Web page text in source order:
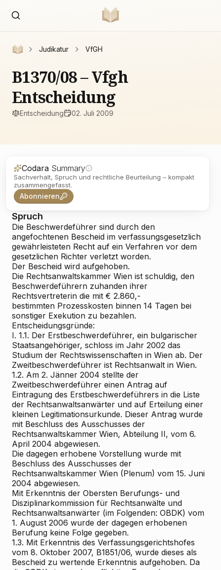
Judikatur VfGH
B1370/08 – Vfgh
Entscheidung
Entscheidung 02. Juli 2009
Codara Summary
Sachverhalt, Spruch und rechtliche Beurteilung – kompakt
zusammengefasst.
Abonnieren
Spruch
Die Beschwerdeführer sind durch den
angefochtenen Bescheid im verfassungsgesetzlich
gewährleisteten Recht auf ein Verfahren vor dem
gesetzlichen Richter verletzt worden.
Der Bescheid wird aufgehoben.
Die Rechtsanwaltskammer Wien ist schuldig, den
Beschwerdeführern zuhanden ihrer
Rechtsvertreterin die mit € 2.860,-
bestimmten Prozesskosten binnen 14 Tagen bei
sonstiger Exekution zu bezahlen.
Entscheidungsgründe:
I. 1.1. Der Erstbeschwerdeführer, ein bulgarischer
Staatsangehöriger, schloss im Jahr 2002 das
Studium der Rechtswissenschaften in Wien ab. Der
Zweitbeschwerdeführer ist Rechtsanwalt in Wien.
1.2. Am 2. Jänner 2004 stellte der
Zweitbeschwerdeführer einen Antrag auf
Eintragung des Erstbeschwerdeführers in die Liste
der Rechtsanwaltsanwärter und auf Erteilung einer
kleinen Legitimationsurkunde. Dieser Antrag wurde
mit Beschluss des Ausschusses der
Rechtsanwaltskammer Wien, Abteilung II, vom 6.
April 2004 abgewiesen.
Die dagegen erhobene Vorstellung wurde mit
Beschluss des Ausschusses der
Rechtsanwaltskammer Wien (Plenum) vom 15. Juni
2004 abgewiesen.
Mit Erkenntnis der Obersten Berufungs- und
Disziplinarkommission für Rechtsanwälte und
Rechtsanwaltsanwärter (im Folgenden: OBDK) vom
1. August 2006 wurde der dagegen erhobenen
Berufung keine Folge gegeben.
1.3. Mit Erkenntnis des Verfassungsgerichtshofes
vom 8. Oktober 2007, B1851/06, wurde dieses als
Bescheid zu wertende Erkenntnis aufgehoben. Da